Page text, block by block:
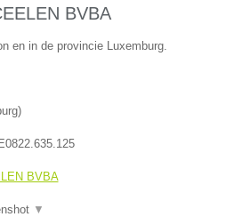
BVBA
en in de provincie Luxemburg.
)
BVBA
▼